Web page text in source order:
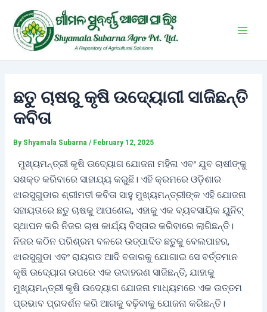
content
ଛତୁ ଚାଷରୁ କୃଷି ଉଦ୍ୟୋଗୀ ସାଜିଛନ୍ତି
କବିତା
By Shyamala Subarna/ February 12, 2025
ମୁଖ୍ୟମନ୍ତ୍ରୀ କୃଷି ଉଦ୍ୟୋଗ ଯୋଜନା ମହିଳା ଏବଂ ଯୁବ ଚାଷୀଙ୍କୁ
ସଶକ୍ତ କରିବାରେ ସାହାଯ୍ୟ କରୁଛି। ଏହି କ୍ରମରେ ଓଡ଼ିଶାର
ଝାରସୁଗୁଡାର ଶ୍ରୀମତୀ କବିତା ସାହୁ ମୁଖ୍ୟମନ୍ତ୍ରୀଙ୍କ ଏହି ଯୋଜନା
ସହାୟତାରେ ଛତୁ ଚାଷକୁ ଆପଣେଇ, ଏହାକୁ ଏକ ବ୍ୟବସାୟିକ ୟୁନିଟ୍
ସ୍ଥାପନ କରି ନିଜର ଚାଷ କାର୍ଯ୍ୟ ବିସ୍ତାର କରିବାରେ ଲାଗିଛନ୍ତି।
ନିଜର କଠିନ ପରିଶ୍ରମ ବଳରେ ଉତ୍ପାଦିତ ଛତୁକୁ ବେଲପାହର,
ଝାରସୁଗୁଡା ଏବଂ ରାୟଗଡ ଆଦି ବଜାରକୁ ଯୋଗାଇ ସେ ବର୍ତ୍ତମାନ
କୃଷି ଉଦ୍ୟୋଗ ଉପରେ ଏକ ଉଦାହରଣ ସାଜିଛନ୍ତି, ଯାହାକୁ
ମୁଖ୍ୟମନ୍ତ୍ରୀ କୃଷି ଉଦ୍ୟୋଗ ଯୋଜନା ମାଧ୍ୟମରେ ଏକ ଉତ୍ତମ
ପ୍ରଭାବ ପ୍ରଦର୍ଶନ କରି ଆଗକୁ ବଢ଼ିବାକୁ ଯୋଜନା କରିଛନ୍ତି।
navigation